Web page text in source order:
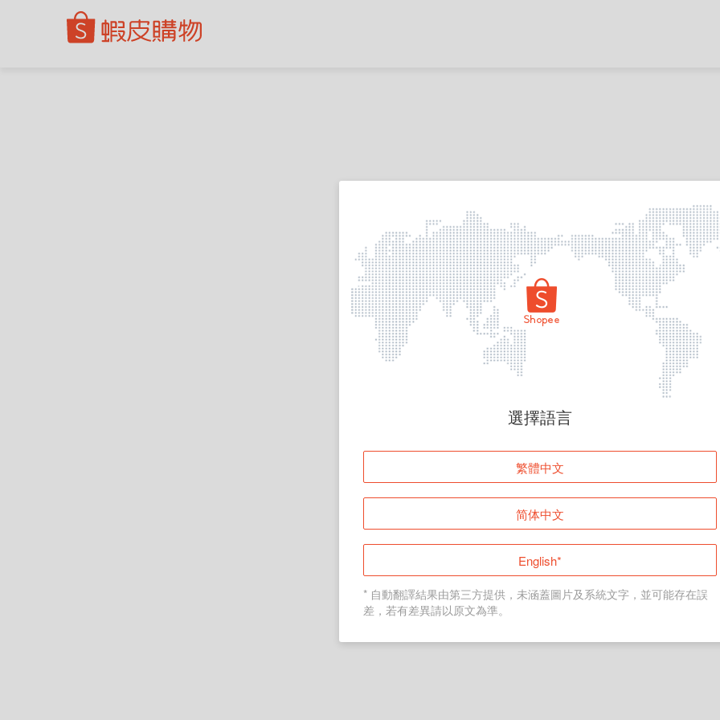
頁面無法顯示
登入
返回首頁
選擇語言
繁體中文
简体中文
English*
* 自動翻譯結果由第三方提供，未涵蓋圖片及系統文字，並可能存在誤
差，若有差異請以原文為準。